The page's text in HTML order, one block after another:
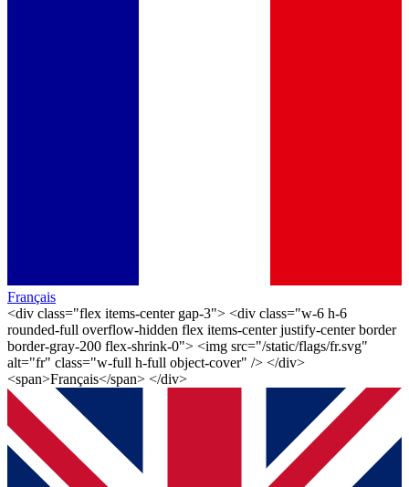
Français
<div class="flex items-center gap-3"> <div class="w-6 h-6
rounded-full overflow-hidden flex items-center justify-center border
border-gray-200 flex-shrink-0"> <img src="/static/flags/fr.svg"
alt="fr" class="w-full h-full object-cover" /> </div>
<span>Français</span> </div>